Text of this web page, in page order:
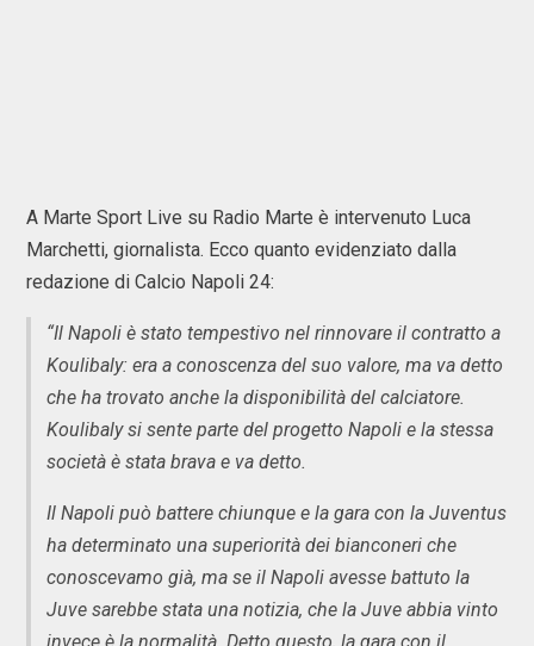
A Marte Sport Live su Radio Marte è intervenuto Luca
Marchetti, giornalista. Ecco quanto evidenziato dalla
redazione di Calcio Napoli 24:
“Il Napoli è stato tempestivo nel rinnovare il contratto a
Koulibaly: era a conoscenza del suo valore, ma va detto
che ha trovato anche la disponibilità del calciatore.
Koulibaly si sente parte del progetto Napoli e la stessa
società è stata brava e va detto.
Il Napoli può battere chiunque e la gara con la Juventus
ha determinato una superiorità dei bianconeri che
conoscevamo già, ma se il Napoli avesse battuto la
Juve sarebbe stata una notizia, che la Juve abbia vinto